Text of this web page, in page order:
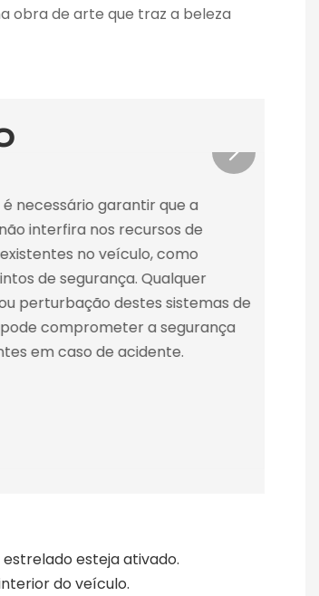
obra de arte que traz a beleza
é necessário garantir que a
interfira nos recursos de
no veículo, como
de segurança. Qualquer
perturbação destes sistemas de
comprometer a segurança
em caso de acidente.
esteja ativado.
do veículo.